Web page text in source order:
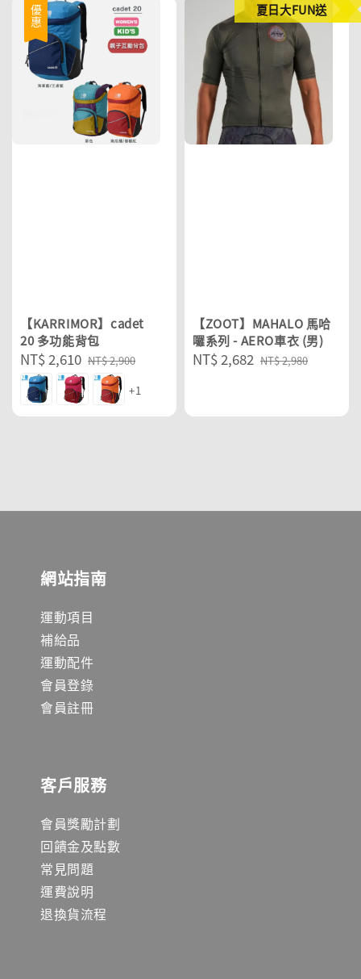
優惠
【KARRIMOR】cadet
20 多功能背包
Sale
price
NT$ 2,610 Regular
price
NT$ 2,900
+1
夏日大FUN送
【ZOOT】MAHALO 馬哈
囉系列 - AERO車衣 (男)
Sale
NT$ 2,682 Regular
NT$ 2,980
網站指南
運動項目
補給品
運動配件
會員登錄
會員註冊
客戶服務
會員獎勵計劃
回饋金及點數
常見問題
運費說明
退換貨流程